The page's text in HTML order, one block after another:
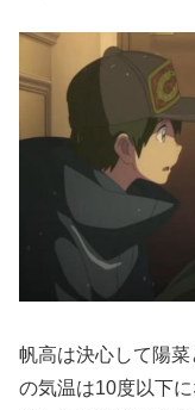
帆高は決心して陽
の気温は10度以下